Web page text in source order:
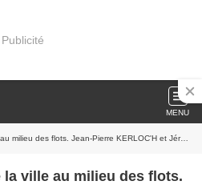
Publicité
MENU
Jean-Pierre KERLOC'H et Jérémy MONCHEAUX – 2010 (Dès 8 ans)
la ville au milieu des flots.